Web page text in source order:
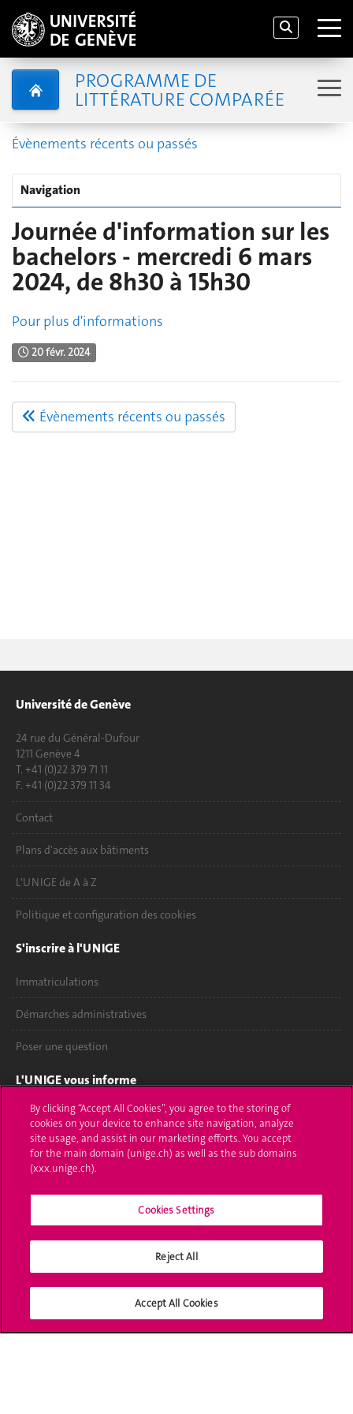
PROGRAMME DE
LITTÉRATURE COMPARÉE
Évènements récents ou passés
Navigation
Journée d'information sur les
bachelors - mercredi 6 mars
2024, de 8h30 à 15h30
Pour plus d'informations
20 févr. 2024
Évènements récents ou passés
Université de Genève
24 rue du Général-Dufour
1211 Genève 4
T. +41 (0)22 379 71 11
F. +41 (0)22 379 11 34
Contact
Plans d'accès aux bâtiments
L'UNIGE de A à Z
Politique et configuration des cookies
S'inscrire à l'UNIGE
Immatriculations
Démarches administratives
Poser une question
L'UNIGE vous informe
UNIGE Mobile
Médias
Offres d'emploi
Calendrier académique
Médias sociaux UNIGE
By clicking “Accept All Cookies”, you agree to the storing of
cookies on your device to enhance site navigation, analyze
site usage, and assist in our marketing efforts. You accept
for the main domain (unige.ch) as well as the sub domains
(xxx.unige.ch).
Cookies Settings
Reject All
Accept All Cookies